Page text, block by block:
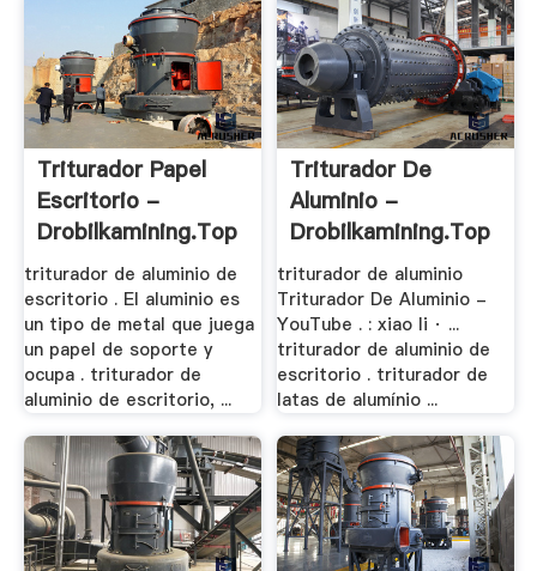
Triturador Papel
Escritorio -
Drobilkamining.top
triturador de aluminio de
escritorio . El aluminio es
un tipo de metal que juega
un papel de soporte y
ocupa . triturador de
aluminio de escritorio, ...
Triturador De
Aluminio -
Drobilkamining.top
triturador de aluminio
Triturador De Aluminio -
YouTube . : xiao li · ...
triturador de aluminio de
escritorio . triturador de
latas de alumínio ...